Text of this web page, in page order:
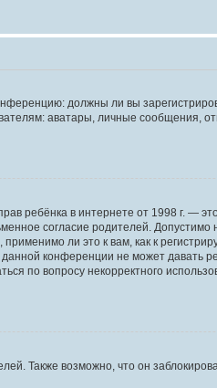
должны ли вы
аватары, личные сообщения,
ребёнка в интернете от 1998 г. —
согласие родителей.
ли это к вам, как к
конференции не может давать
по вопросу некорректного
Также возможно, что он